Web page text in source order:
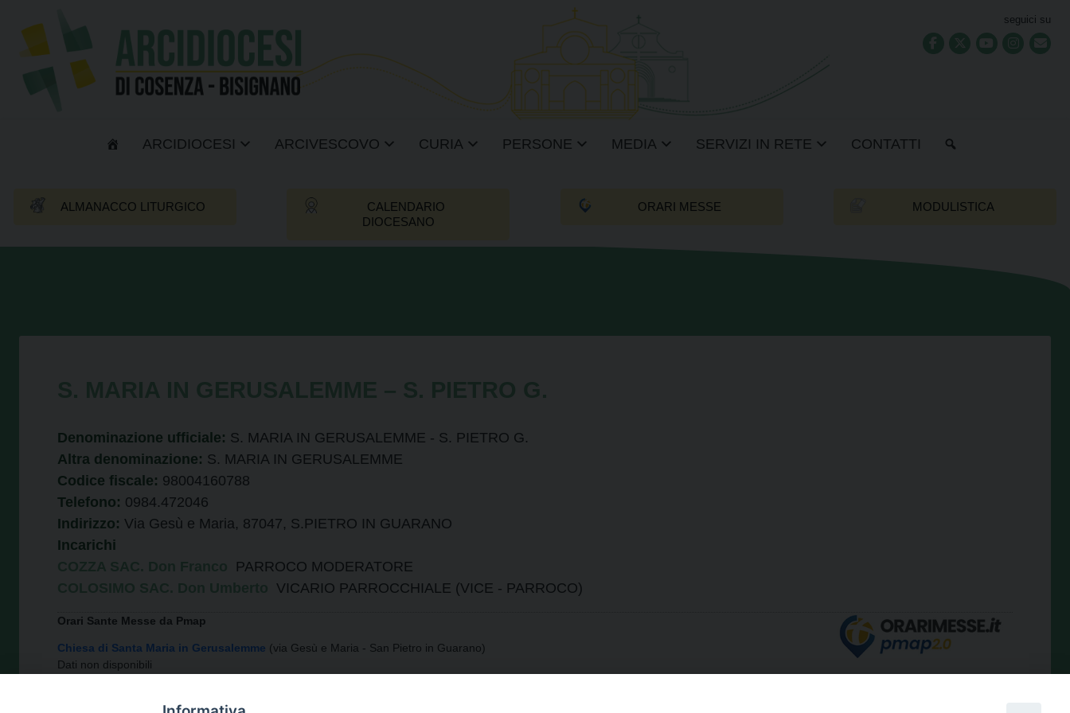
content
seguici su
ARCIDIOCESI ARCIVESCOVO CURIA PERSONE MEDIA SERVIZI IN RETE CONTATTI
ALMANACCO LITURGICO
CALENDARIO
DIOCESANO
ORARI MESSE MODULISTICA
Denominazione ufficiale: S. MARIA IN GERUSALEMME - S. PIETRO G.
Altra denominazione: S. MARIA IN GERUSALEMME
Codice fiscale: 98004160788
Telefono: 0984.472046
Indirizzo: Via Gesù e Maria, 87047, S.PIETRO IN GUARANO
Incarichi
PARROCO MODERATORE
VICARIO PARROCCHIALE (VICE - PARROCO)
Orari Sante Messe da Pmap
Chiesa di Santa Maria in Gerusalemme (via Gesù e Maria - San Pietro in Guarano)
Dati non disponibili